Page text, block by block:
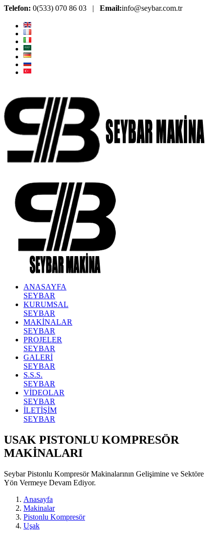
Telefon: 0(533) 070 86 03 | Email:info@seybar.com.tr
ANASAYFA
SEYBAR
KURUMSAL
SEYBAR
MAKİNALAR
SEYBAR
PROJELER
SEYBAR
GALERİ
SEYBAR
S.S.S.
SEYBAR
VİDEOLAR
SEYBAR
İLETİŞİM
SEYBAR
USAK PISTONLU KOMPRESÖR
MAKİNALARI
Seybar Pistonlu Kompresör Makinalarının Gelişimine ve Sektöre
Yön Vermeye Devam Ediyor.
Anasayfa
Makinalar
Pistonlu Kompresör
Uşak